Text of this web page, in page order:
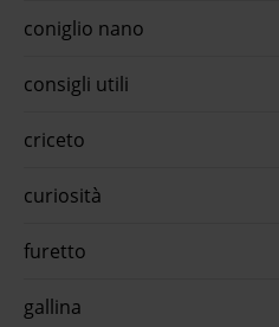
coniglio nano
consigli utili
criceto
curiosità
furetto
gallina